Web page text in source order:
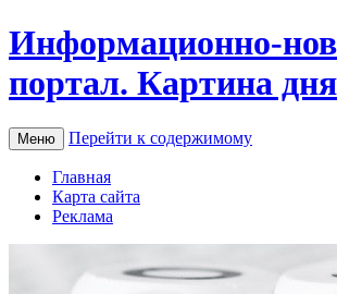
Информационно-
портал. Картина дня
Меню Перейти к содержимому
Главная
Карта сайта
Реклама